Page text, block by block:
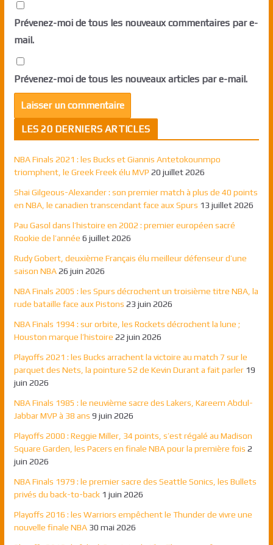
Prévenez-moi de tous les nouveaux commentaires par e-
mail.
Prévenez-moi de tous les nouveaux articles par e-mail.
LES 20 DERNIERS ARTICLES
NBA Finals 2021 : les Bucks et Giannis Antetokounmpo
triomphent, le Greek Freek élu MVP 20 juillet 2026
Shai Gilgeous-Alexander : son premier match à plus de 40 points
en NBA, le canadien transcendant face aux Spurs 13 juillet 2026
Pau Gasol dans l’histoire en 2002 : premier européen sacré
Rookie de l’année 6 juillet 2026
Rudy Gobert, deuxième Français élu meilleur défenseur d’une
saison NBA 26 juin 2026
NBA Finals 2005 : les Spurs décrochent un troisième titre NBA, la
rude bataille face aux Pistons 23 juin 2026
NBA Finals 1994 : sur orbite, les Rockets décrochent la lune ;
Houston marque l’histoire 22 juin 2026
Playoffs 2021 : les Bucks arrachent la victoire au match 7 sur le
parquet des Nets, la pointure 52 de Kevin Durant a fait parler 19
juin 2026
NBA Finals 1985 : le neuvième sacre des Lakers, Kareem Abdul-
Jabbar MVP à 38 ans 9 juin 2026
Playoffs 2000 : Reggie Miller, 34 points, s’est régalé au Madison
Square Garden, les Pacers en finale NBA pour la première fois 2
juin 2026
NBA Finals 1979 : le premier sacre des Seattle Sonics, les Bullets
privés du back-to-back 1 juin 2026
Playoffs 2016 : les Warriors empêchent le Thunder de vivre une
nouvelle finale NBA 30 mai 2026